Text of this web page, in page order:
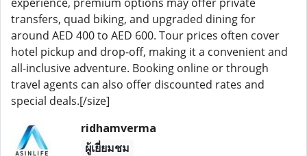
transfers, quad biking, and upgraded dining for
around AED 400 to AED 600. Tour prices often cover
hotel pickup and drop-off, making it a convenient and
all-inclusive adventure. Booking online or through
travel agents can also offer discounted rates and
special deals.[/size]
ridhamverma
ผู้เยี่ยมชม